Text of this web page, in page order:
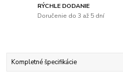
RÝCHLE DODANIE
Doručenie do 3 až 5 dní
Kompletné špecifikácie